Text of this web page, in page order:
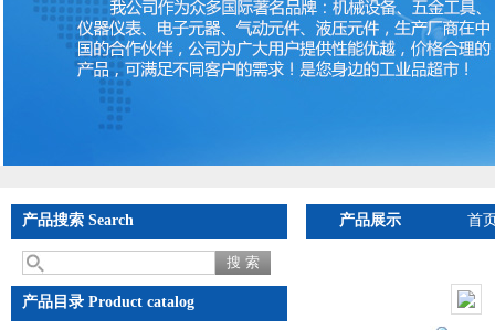
产品搜索 Search
产品目录 Product catalog
产品展示 首